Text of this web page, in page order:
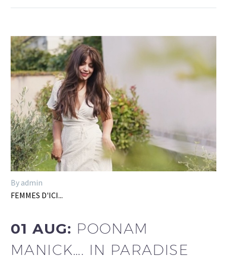
By admin
FEMMES D'ICI...
01 AUG: POONAM
MANICK…. IN PARADISE